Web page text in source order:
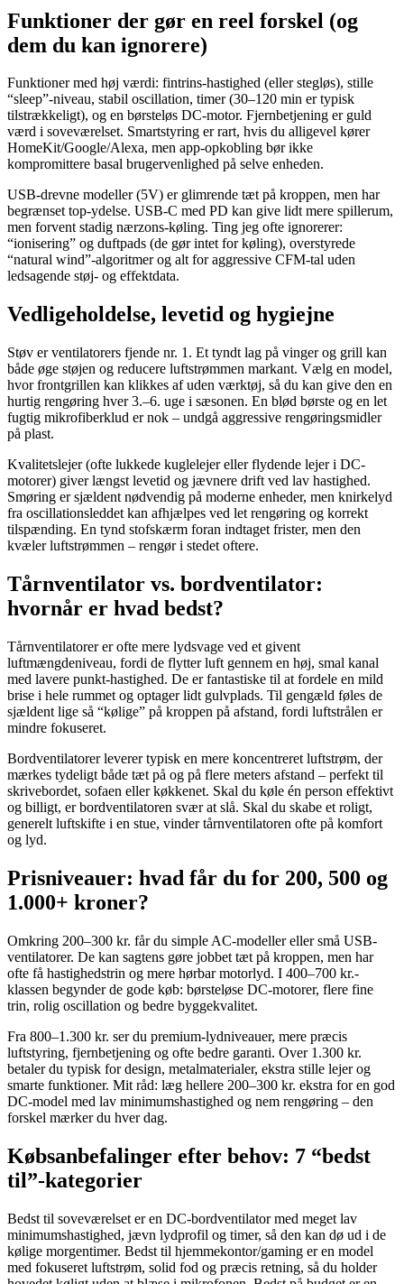
Funktioner der gør en reel forskel (og
dem du kan ignorere)
Funktioner med høj værdi: fintrins-hastighed (eller stegløs), stille
“sleep”-niveau, stabil oscillation, timer (30–120 min er typisk
tilstrækkeligt), og en børsteløs DC-motor. Fjernbetjening er guld
værd i soveværelset. Smartstyring er rart, hvis du alligevel kører
HomeKit/Google/Alexa, men app-opkobling bør ikke
kompromittere basal brugervenlighed på selve enheden.
USB-drevne modeller (5V) er glimrende tæt på kroppen, men har
begrænset top-ydelse. USB-C med PD kan give lidt mere spillerum,
men forvent stadig nærzons-køling. Ting jeg ofte ignorerer:
“ionisering” og duftpads (de gør intet for køling), overstyrede
“natural wind”-algoritmer og alt for aggressive CFM-tal uden
ledsagende støj- og effektdata.
Vedligeholdelse, levetid og hygiejne
Støv er ventilatorers fjende nr. 1. Et tyndt lag på vinger og grill kan
både øge støjen og reducere luftstrømmen markant. Vælg en model,
hvor frontgrillen kan klikkes af uden værktøj, så du kan give den en
hurtig rengøring hver 3.–6. uge i sæsonen. En blød børste og en let
fugtig mikrofiberklud er nok – undgå aggressive rengøringsmidler
på plast.
Kvalitetslejer (ofte lukkede kuglelejer eller flydende lejer i DC-
motorer) giver længst levetid og jævnere drift ved lav hastighed.
Smøring er sjældent nødvendig på moderne enheder, men knirkelyd
fra oscillationsleddet kan afhjælpes ved let rengøring og korrekt
tilspænding. En tynd stofskærm foran indtaget frister, men den
kvæler luftstrømmen – rengør i stedet oftere.
Tårnventilator vs. bordventilator:
hvornår er hvad bedst?
Tårnventilatorer er ofte mere lydsvage ved et givent
luftmængdeniveau, fordi de flytter luft gennem en høj, smal kanal
med lavere punkt-hastighed. De er fantastiske til at fordele en mild
brise i hele rummet og optager lidt gulvplads. Til gengæld føles de
sjældent lige så “kølige” på kroppen på afstand, fordi luftstrålen er
mindre fokuseret.
Bordventilatorer leverer typisk en mere koncentreret luftstrøm, der
mærkes tydeligt både tæt på og på flere meters afstand – perfekt til
skrivebordet, sofaen eller køkkenet. Skal du køle én person effektivt
og billigt, er bordventilatoren svær at slå. Skal du skabe et roligt,
generelt luftskifte i en stue, vinder tårnventilatoren ofte på komfort
og lyd.
Prisniveauer: hvad får du for 200, 500 og
1.000+ kroner?
Omkring 200–300 kr. får du simple AC-modeller eller små USB-
ventilatorer. De kan sagtens gøre jobbet tæt på kroppen, men har
ofte få hastighedstrin og mere hørbar motorlyd. I 400–700 kr.-
klassen begynder de gode køb: børsteløse DC-motorer, flere fine
trin, rolig oscillation og bedre byggekvalitet.
Fra 800–1.300 kr. ser du premium-lydniveauer, mere præcis
luftstyring, fjernbetjening og ofte bedre garanti. Over 1.300 kr.
betaler du typisk for design, metalmaterialer, ekstra stille lejer og
smarte funktioner. Mit råd: læg hellere 200–300 kr. ekstra for en god
DC-model med lav minimumshastighed og nem rengøring – den
forskel mærker du hver dag.
Købsanbefalinger efter behov: 7 “bedst
til”-kategorier
Bedst til soveværelset er en DC-bordventilator med meget lav
minimumshastighed, jævn lydprofil og timer, så den kan dø ud i de
kølige morgentimer. Bedst til hjemmekontor/gaming er en model
med fokuseret luftstrøm, solid fod og præcis retning, så du holder